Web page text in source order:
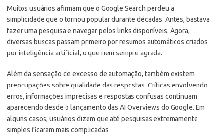
Muitos usuários afirmam que o Google Search perdeu a
simplicidade que o tornou popular durante décadas. Antes, bastava
fazer uma pesquisa e navegar pelos links disponíveis. Agora,
diversas buscas passam primeiro por resumos automáticos criados
por inteligência artificial, o que nem sempre agrada.
Além da sensação de excesso de automação, também existem
preocupações sobre qualidade das respostas. Críticas envolvendo
erros, informações imprecisas e respostas confusas continuam
aparecendo desde o lançamento das AI Overviews do Google. Em
alguns casos, usuários dizem que até pesquisas extremamente
simples ficaram mais complicadas.